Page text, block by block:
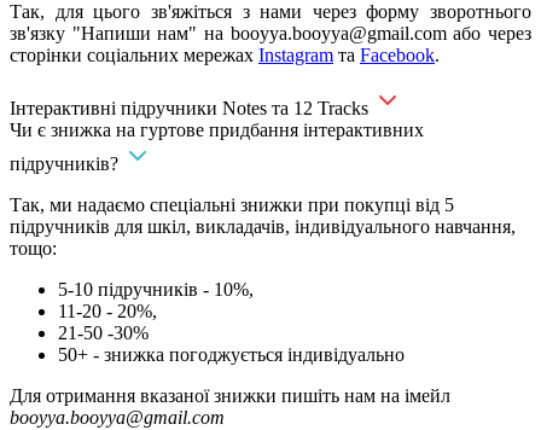
Так, для цього зв'яжіться з нами через форму зворотнього
зв'язку "Напиши нам" на booyya.booyya@gmail.comабо через
сторінки соціальних мережах Instagram та Facebook.
Інтерактивні підручники Notes та 12 Tracks
Чи є знижка на гуртове придбання інтерактивних
підручників?
Так, ми надаємо спеціальні знижки при покупці від 5
підручників для шкіл, викладачів, індивідуального навчання,
тощо:
5-10 підручників - 10%,
11-20 - 20%,
21-50 -30%
50+ - знижка погоджується індивідуально
Для отримання вказаної знижки пишіть нам на імейл
booyya.booyya@gmail.com